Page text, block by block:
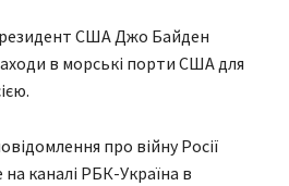
США Джо Байден
в морські порти США для
про війну Росії
каналі РБК-Україна в